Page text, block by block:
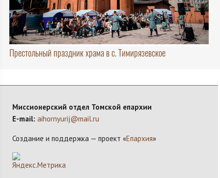
Престольный праздник храма в с. Тимирязевское
Миссионерский отдел Томской епархии
E-mail: aihornyurij@mail.ru
Создание и поддержка — проект «Епархия»